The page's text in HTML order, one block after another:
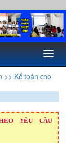
Toggle
>> Kế toán cho
YÊU CẦU